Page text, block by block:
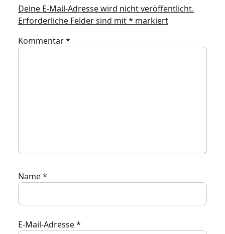
Deine E-Mail-Adresse wird nicht veröffentlicht.
Erforderliche Felder sind mit* markiert
Kommentar*
Name*
E-Mail-Adresse*